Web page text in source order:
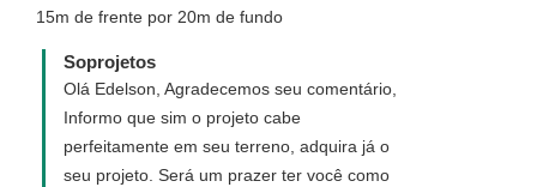
15m de frente por 20m de fundo
Soprojetos
Olá Edelson, Agradecemos seu comentário,
Informo que sim o projeto cabe
perfeitamente em seu terreno, adquira já o
seu projeto. Será um prazer ter você como